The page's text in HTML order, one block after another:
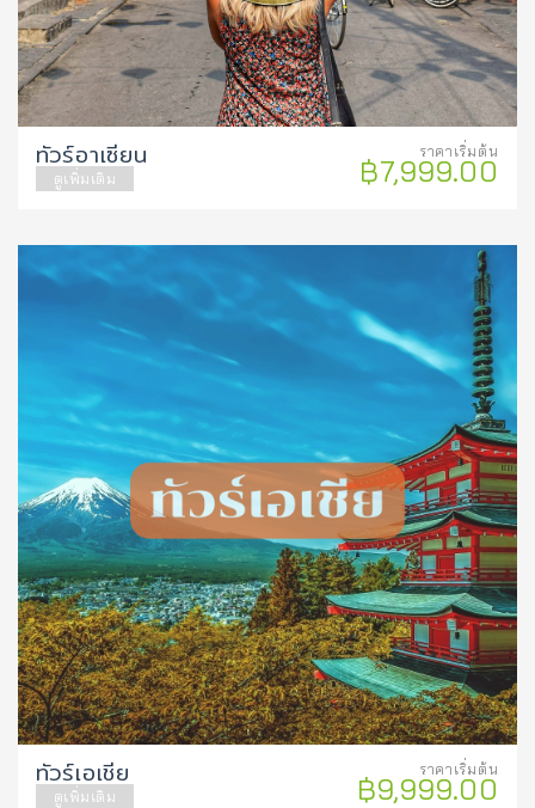
ราคาเริ่มต้น
฿7,999.00
ทัวร์อาเซียน
ดูเพิ่มเติม
ราคาเริ่มต้น
฿9,999.00
ทัวร์เอเชีย
ดูเพิ่มเติม